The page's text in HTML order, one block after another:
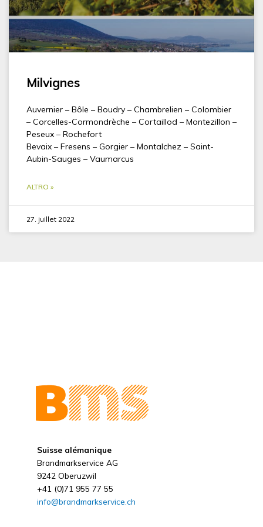
Milvignes
Auvernier – Bôle – Boudry – Chambrelien – Colombier
– Corcelles-Cormondrèche – Cortaillod – Montezillon –
Peseux – Rochefort
Bevaix – Fresens – Gorgier – Montalchez – Saint-
Aubin-Sauges – Vaumarcus
ALTRO »
27. juillet 2022
Suisse alémanique
Brandmarkservice AG
9242 Oberuzwil
+41 (0)71 955 77 55
info@brandmarkservice.ch